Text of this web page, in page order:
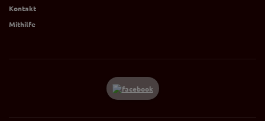
Kontakt
Mithilfe